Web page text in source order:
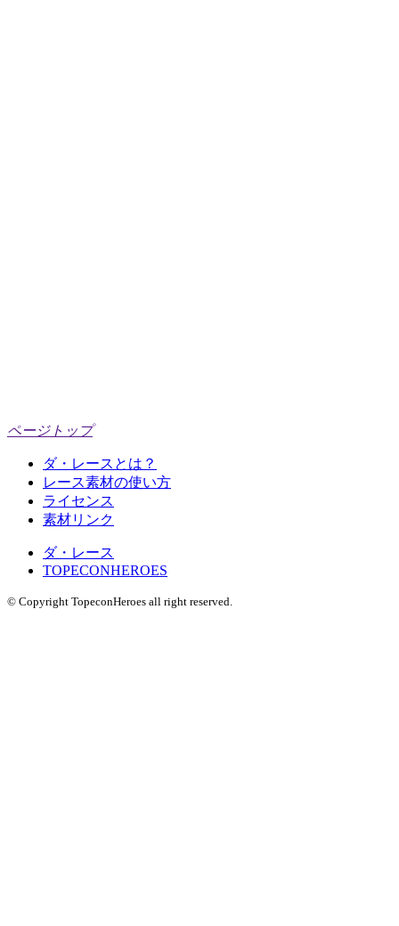
ページトップ
ダ・レースとは？
レース素材の使い方
ライセンス
素材リンク
ダ・レース
TOPECONHEROES
© Copyright TopeconHeroes all right reserved.